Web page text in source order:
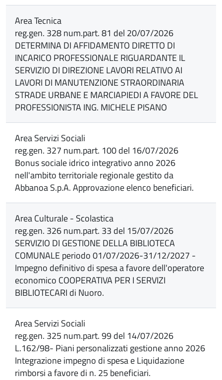
Area Tecnica
reg.gen. 328 num.part. 81 del 20/07/2026
DETERMINA DI AFFIDAMENTO DIRETTO DI
INCARICO PROFESSIONALE RIGUARDANTE IL
SERVIZIO DI DIREZIONE LAVORI RELATIVO AI
LAVORI DI MANUTENZIONE STRAORDINARIA
STRADE URBANE E MARCIAPIEDI A FAVORE DEL
PROFESSIONISTA ING. MICHELE PISANO
Area Servizi Sociali
reg.gen. 327 num.part. 100 del 16/07/2026
Bonus sociale idrico integrativo anno 2026
nell'ambito territoriale regionale gestito da
Abbanoa S.p.A. Approvazione elenco beneficiari.
Area Culturale - Scolastica
reg.gen. 326 num.part. 33 del 15/07/2026
SERVIZIO DI GESTIONE DELLA BIBLIOTECA
COMUNALE periodo 01/07/2026-31/12/2027 -
Impegno definitivo di spesa a favore dell'operatore
economico COOPERATIVA PER I SERVIZI
BIBLIOTECARI di Nuoro.
Area Servizi Sociali
reg.gen. 325 num.part. 99 del 14/07/2026
L.162/98- Piani personalizzati gestione anno 2026
Integrazione impegno di spesa e Liquidazione
rimborsi a favore di n. 25 beneficiari.